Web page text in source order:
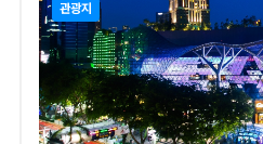
관광지